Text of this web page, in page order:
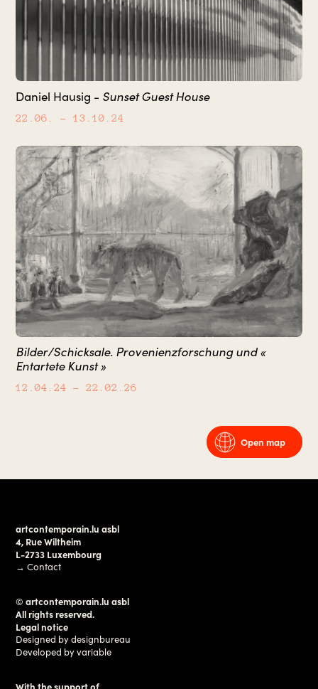
Daniel Hausig - Sunset Guest House
22.06. – 13.10.24
Bilder/Schicksale. Provenienzforschung und «
Entartete Kunst »
12.04.24 – 22.02.26
Open map
artcontemporain.lu asbl
4, Rue Wiltheim
L-2733 Luxembourg
→Contact
© artcontemporain.lu asbl
All rights reserved.
Legal notice
Designed bydesignbureau
Developed byvariable
With the support of